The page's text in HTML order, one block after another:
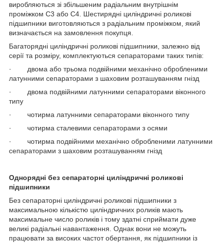
виробляються зі збільшеним радіальним внутрішнім
проміжком C3 або C4. Шестирядні циліндричні роликові
підшипники виготовляються з радіальним проміжком, який
визначається на замовлення покупця.
Багаторядні циліндричні роликові підшипники, залежно від
серії та розміру, комплектуються сепараторами таких типів:
· двома або трьома подвійними механічно обробленими
латунними сепараторами з шаховим розташуванням гнізд
· двома подвійними латунними сепараторами віконного
типу
· чотирма латунними сепараторами віконного типу
· чотирма сталевими сепараторами з осями
· чотирма подвійними механічно обробленими латунними
сепараторами з шаховим розташуванням гнізд
Однорядні без сепараторні циліндричні роликові
підшипники
Без сепараторні циліндричні роликові підшипники з
максимальною кількістю циліндричних роликів мають
максимальне число роликів і тому здатні сприймати дуже
великі радіальні навантаження. Однак вони не можуть
працювати за високих частот обертання, як підшипники із